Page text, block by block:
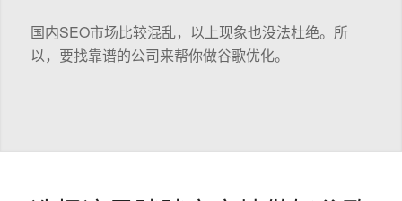
国内SEO市场比较混乱，以上现象也没法杜绝。所
以，要找靠谱的公司来帮你做谷歌优化。